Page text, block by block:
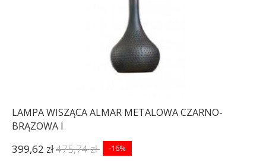
LAMPA WISZĄCA ALMAR METALOWA CZARNO-
BRĄZOWA I
399,62 zł475,74 zł -16%